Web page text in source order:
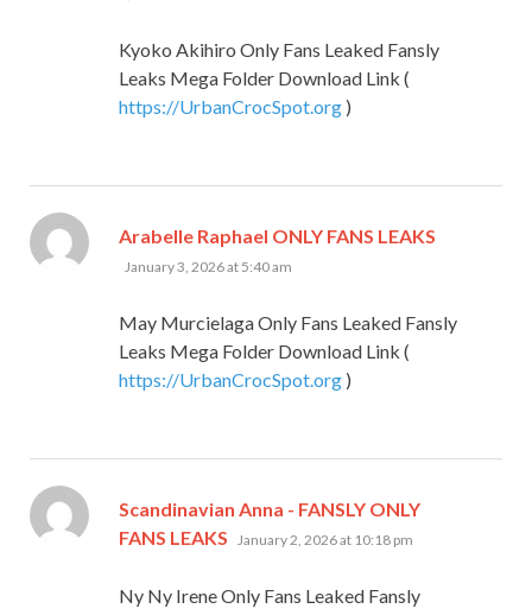
Kyoko Akihiro Only Fans Leaked Fansly
Leaks Mega Folder Download Link (
https://UrbanCrocSpot.org )
Arabelle Raphael ONLY FANS LEAKS
January 3, 2026 at 5:40 am
May Murcielaga Only Fans Leaked Fansly
Leaks Mega Folder Download Link (
https://UrbanCrocSpot.org )
Scandinavian Anna - FANSLY ONLY
FANS LEAKS
says:
January 2, 2026 at 10:18 pm
Ny Ny Irene Only Fans Leaked Fansly